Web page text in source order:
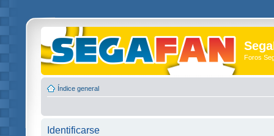
Foros
Índice general
Identificarse